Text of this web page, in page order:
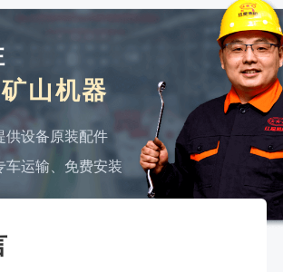
山机器
供设备原装配件
车运输、免费安装